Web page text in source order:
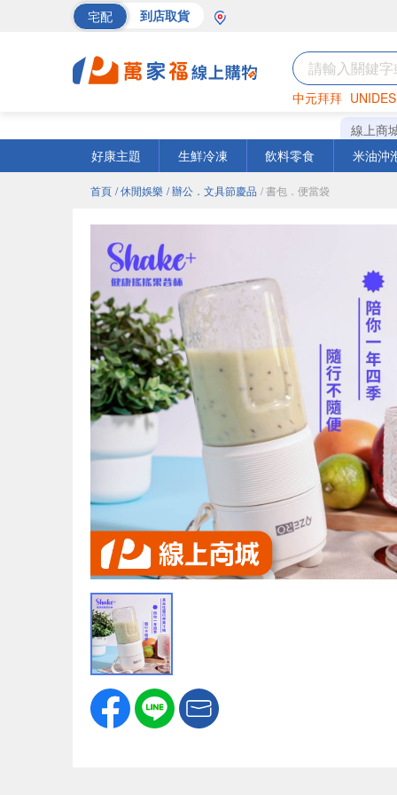
宅配 到店取貨
中元拜拜
巧克力 罐頭
線上商
好康主題
生鮮冷凍 飲料零食 米油沖
首頁 / 休閒娛樂 / 辦公．文具節慶品 / 書包．便當袋